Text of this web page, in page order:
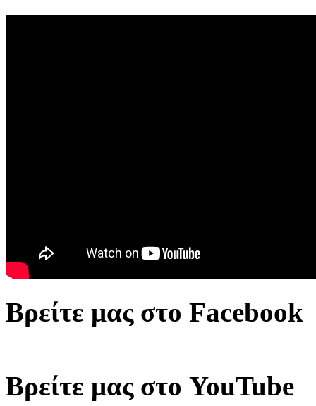
Βρείτε μας στο Facebook
Βρείτε μας στο YouTube